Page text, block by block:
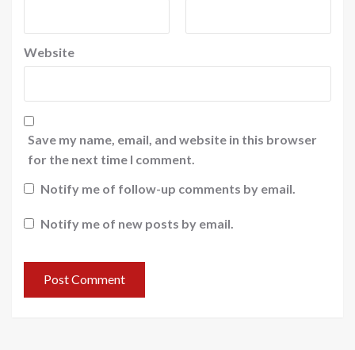
Website
Save my name, email, and website in this browser
for the next time I comment.
Notify me of follow-up comments by email.
Notify me of new posts by email.